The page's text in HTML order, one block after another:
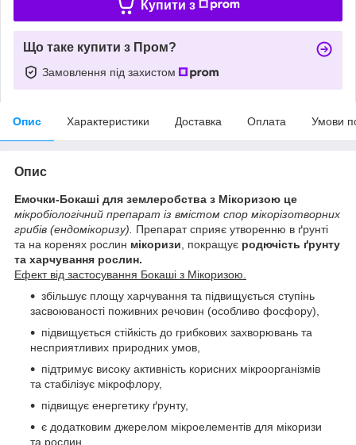
Купити з
Що таке купити з Пром?
Замовлення під захистом
Опис Характеристики Доставка Оплата Умови
Опис
Емочки-Бокаші для землеробства з Мікоризою це
мікробіологічний препарат із вмістом спор мікорізотворних
грибів (ендомікоризу). Препарат сприяє утворенню в ґрунті
та на коренях рослин мікоризи , покращує родючість ґрунту
та харчування рослин.
Ефект від застосування Бокаші з Мікоризою.
збільшує площу харчування та підвищується ступінь
засвоюваності поживних речовин (особливо фосфору),
підвищується стійкість до грибкових захворювань та
несприятливих природних умов,
підтримує високу активність корисних мікроорганізмів
та стабілізує мікрофлору,
підвищує енергетику ґрунту,
є додатковим джерелом мікроелементів для мікоризи
та рослин.